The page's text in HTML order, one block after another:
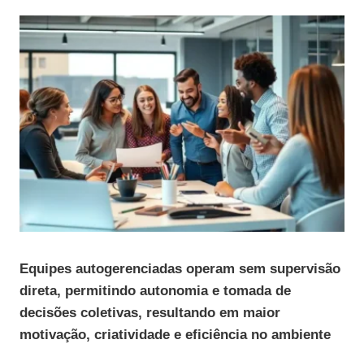
Equipes autogerenciadas operam sem supervisão
direta, permitindo autonomia e tomada de
decisões coletivas, resultando em maior
motivação, criatividade e eficiência no ambiente